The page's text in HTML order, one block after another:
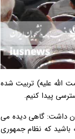
الله علیه) تربیت شده
پیدا کنیم.
داشت: گاهی دیده می
که نظام جمهوری